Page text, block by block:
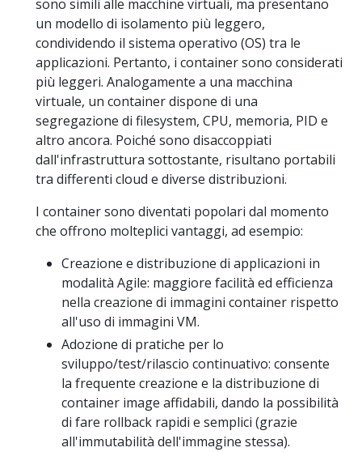
sono simili alle macchine virtuali, ma presentano
un modello di isolamento più leggero,
condividendo il sistema operativo (OS) tra le
applicazioni. Pertanto, i container sono considerati
più leggeri. Analogamente a una macchina
virtuale, un container dispone di una
segregazione di filesystem, CPU, memoria, PID e
altro ancora. Poiché sono disaccoppiati
dall'infrastruttura sottostante, risultano portabili
tra differenti cloud e diverse distribuzioni.
I container sono diventati popolari dal momento
che offrono molteplici vantaggi, ad esempio:
Creazione e distribuzione di applicazioni in
modalità Agile: maggiore facilità ed efficienza
nella creazione di immagini container rispetto
all'uso di immagini VM.
Adozione di pratiche per lo
sviluppo/test/rilascio continuativo: consente
la frequente creazione e la distribuzione di
container image affidabili, dando la possibilità
di fare rollback rapidi e semplici (grazie
all'immutabilità dell'immagine stessa).